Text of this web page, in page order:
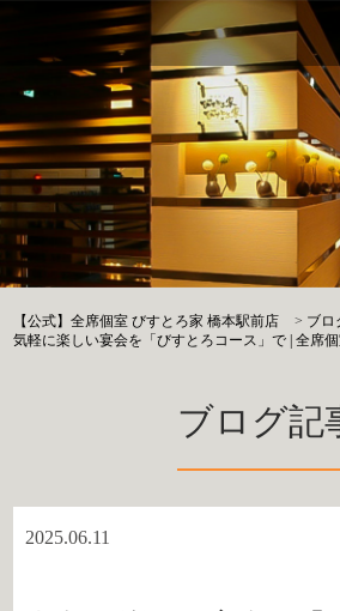
【公式】全席個室 びすとろ家 橋本駅前店 > ブロ
気軽に楽しい宴会を「びすとろコース」で | 全席
ブログ記
2025.06.11